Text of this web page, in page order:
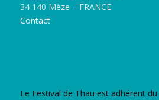
34 140 Mèze – FRANCE
Contact
Le Festival de Thau est adhérent du